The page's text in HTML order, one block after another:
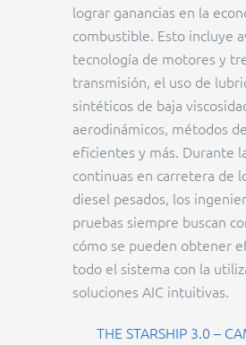
lograr ganancias en la
combustible. Esto incluye
tecnología de motores y
transmisión, el uso de
sintéticos de baja
aerodinámicos, métodos
eficientes y más. Durante
continuas en carretera de
diesel pesados, los
pruebas siempre buscan
cómo se pueden obtener
todo el sistema con la
soluciones AIC intuitivas.
THE STARSHIP 3.0 –